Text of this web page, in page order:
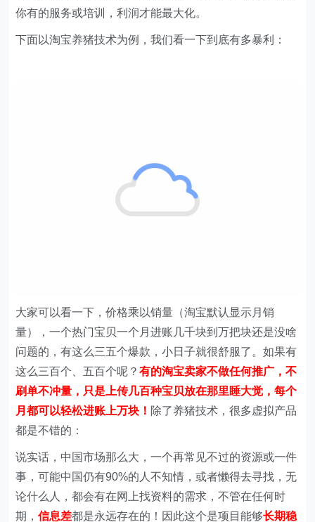
你有的服务或培训，利润才能最大化。
下面以淘宝养猪技术为例，我们看一下到底有多暴利：
大家可以看一下，价格乘以销量（淘宝默认显示月销
量），一个热门宝贝一个月进账几千块到万把块还是没啥
问题的，有这么三五个爆款，小日子就很舒服了。如果有
这么三百个、五百个呢？有的淘宝卖家不做任何推广，不
刷单不冲量，只是上传几百种宝贝放在那里睡大觉，每个
月都可以轻松进账上万块！ 除了养猪技术，很多虚拟产品
都是不错的：
说实话，中国市场那么大，一个再常见不过的资源或一件
事，可能中国仍有90%的人不知情，或者懒得去寻找，无
论什么人，都会有在网上找资料的需求，不管在任何时
期，信息差都是永远存在的！因此这个是项目能够长期稳